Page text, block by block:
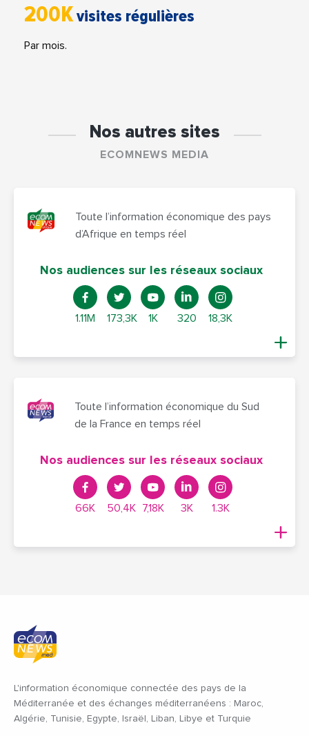
200Kvisites régulières
Par mois.
Nos autres sites
ECOMNEWS MEDIA
Toute l’information économique des pays
d’Afrique en temps réel
Nos audiences sur les réseaux sociaux
1.11M 173,3K 1K 320 18,3K
Toute l’information économique du Sud
de la France en temps réel
Nos audiences sur les réseaux sociaux
66K 50,4K 7,18K 3K 1.3K
L'information économique connectée des pays de la
Méditerranée et des échanges méditerranéens : Maroc,
Algérie, Tunisie, Egypte, Israël, Liban, Libye et Turquie